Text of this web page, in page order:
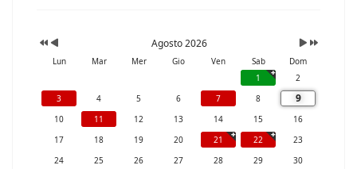
Agosto 2026
Lun Mar Mer Gio Ven Sab
Dom
1
2
3
4 5 6 7 8 9
10 11 12 13 14 15
16
17
18 19 20 21 22
23
24
25 26 27 28 29
30